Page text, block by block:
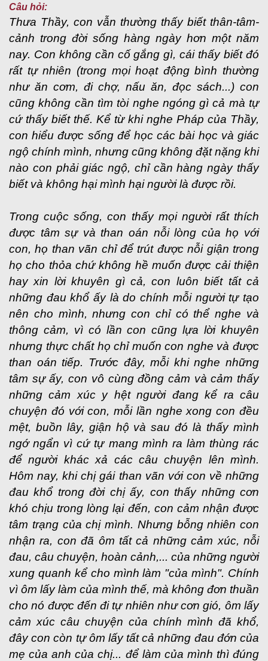
Câu hỏi:
Thưa Thầy, con vẫn thường thấy biết thân-tâm-
cảnh trong đời sống hàng ngày hơn một năm
nay. Con không cần cố gắng gì, cái thấy biết đó
rất tự nhiên (trong mọi hoạt động bình thường
như ăn cơm, đi chợ, nấu ăn, đọc sách...) con
cũng không cần tìm tòi nghe ngóng gì cả mà tự
cứ thấy biết thế. Kể từ khi nghe Pháp của Thầy,
con hiểu được sống để học các bài học và giác
ngộ chính mình, nhưng cũng không đặt nặng khi
nào con phải giác ngộ, chỉ cần hàng ngày thấy
biết và không hại mình hại người là được rồi.
Trong cuộc sống, con thấy mọi người rất thích
được tâm sự và than oán nỗi lòng của họ với
con, họ than vãn chỉ để trút được nỗi giận trong
họ cho thỏa chứ không hề muốn được cải thiện
hay xin lời khuyên gì cả, con luôn biết tất cả
những đau khổ ấy là do chính mỗi người tự tạo
nên cho mình, nhưng con chỉ có thể nghe và
thông cảm, vì có lần con cũng lựa lời khuyên
nhưng thực chất họ chỉ muốn con nghe và được
than oán tiếp. Trước đây, mỗi khi nghe những
tâm sự ấy, con vô cùng đồng cảm và cảm thấy
những cảm xúc y hệt người đang kể ra câu
chuyện đó với con, mỗi lần nghe xong con đều
mệt, buồn lây, giận hộ và sau đó là thấy mình
ngớ ngẩn vì cứ tự mang mình ra làm thùng rác
để người khác xả các câu chuyện lên mình.
Hôm nay, khi chị gái than vãn với con về những
đau khổ trong đời chị ấy, con thấy những cơn
khó chịu trong lòng lại đến, con cảm nhận được
tâm trạng của chị mình. Nhưng bỗng nhiên con
nhận ra, con đã ôm tất cả những cảm xúc, nỗi
đau, câu chuyện, hoàn cảnh,... của những người
xung quanh kể cho mình làm "của mình". Chính
vì ôm lấy làm của mình thế, mà không đơn thuần
cho nó được đến đi tự nhiên như cơn gió, ôm lấy
cảm xúc câu chuyện của chính mình đã khổ,
đây con còn tự ôm lấy tất cả những đau đớn của
mẹ của anh của chị... để làm của mình thì đúng